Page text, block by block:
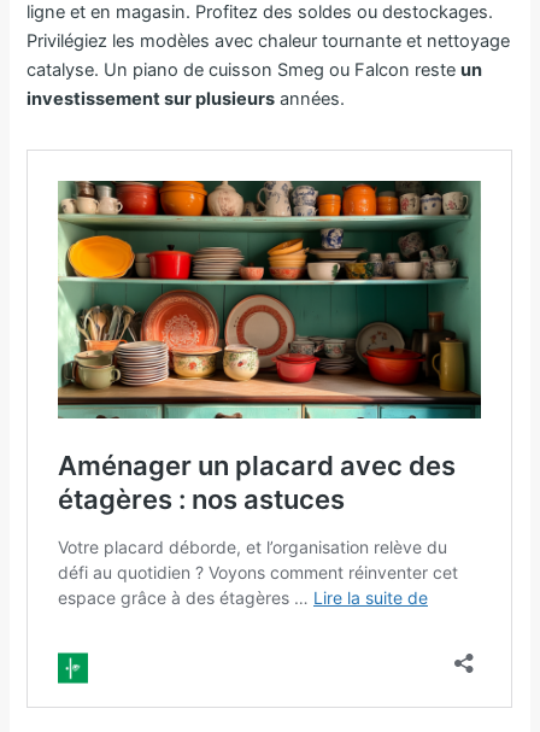
ligne et en magasin. Profitez des soldes ou destockages.
Privilégiez les modèles avec chaleur tournante et nettoyage
catalyse. Un piano de cuisson Smeg ou Falcon resteun
investissement sur plusieurs années.